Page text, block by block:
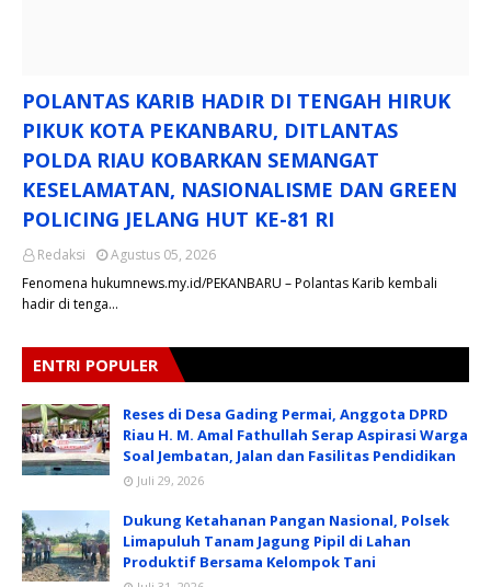
POLANTAS KARIB HADIR DI TENGAH HIRUK
PIKUK KOTA PEKANBARU, DITLANTAS
POLDA RIAU KOBARKAN SEMANGAT
KESELAMATAN, NASIONALISME DAN GREEN
POLICING JELANG HUT KE-81 RI
Redaksi
Agustus 05, 2026
Fenomena hukumnews.my.id/PEKANBARU – Polantas Karib kembali
hadir di tenga…
ENTRI POPULER
Reses di Desa Gading Permai, Anggota DPRD
Riau H. M. Amal Fathullah Serap Aspirasi Warga
Soal Jembatan, Jalan dan Fasilitas Pendidikan
Juli 29, 2026
Dukung Ketahanan Pangan Nasional, Polsek
Limapuluh Tanam Jagung Pipil di Lahan
Produktif Bersama Kelompok Tani